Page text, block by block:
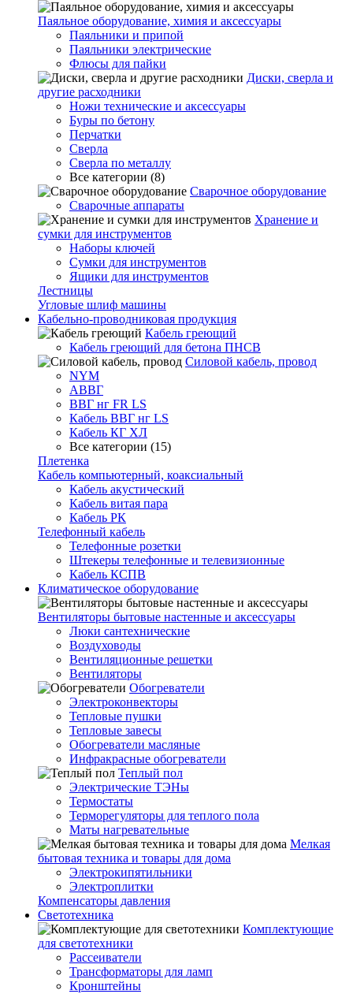
Паяльное оборудование, химия и аксессуары
Паяльники и припой
Паяльники электрические
Флюсы для пайки
Диски, сверла и
другие расходники
Ножи технические и аксессуары
Буры по бетону
Перчатки
Сверла
Сверла по металлу
Все категории (8)
Сварочное оборудование
Сварочные аппараты
Хранение и
сумки для инструментов
Наборы ключей
Сумки для инструментов
Ящики для инструментов
Лестницы
Угловые шлиф машины
Кабельно-проводниковая продукция
Кабель греющий
Кабель греющий для бетона ПНСВ
Силовой кабель, провод
NYM
АВВГ
ВВГ нг FR LS
Кабель ВВГ нг LS
Кабель КГ ХЛ
Все категории (15)
Плетенка
Кабель компьютерный, коаксиальный
Кабель акустический
Кабель витая пара
Кабель РК
Телефонный кабель
Телефонные розетки
Штекеры телефонные и телевизионные
Кабель КСПВ
Климатическое оборудование
Вентиляторы бытовые настенные и аксессуары
Люки сантехнические
Воздуховоды
Вентиляционные решетки
Вентиляторы
Обогреватели
Электроконвекторы
Тепловые пушки
Тепловые завесы
Обогреватели масляные
Инфракрасные обогреватели
Теплый пол
Электрические ТЭНы
Термостаты
Терморегуляторы для теплого пола
Маты нагревательные
Мелкая
бытовая техника и товары для дома
Электрокипятильники
Электроплитки
Компенсаторы давления
Светотехника
Комплектующие
для светотехники
Рассеиватели
Трансформаторы для ламп
Кронштейны